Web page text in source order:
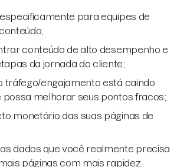
para equipes de
conteúdo de alto desempenho e
da jornada do cliente;
tráfego/engajamento está caindo
possa melhorar seus pontos fracos;
monetário das suas páginas de
dados que você realmente precisa
páginas com mais rapidez.